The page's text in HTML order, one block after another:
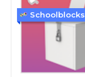
Schoolblocks